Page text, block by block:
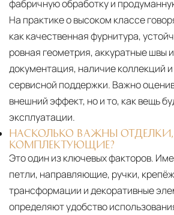
фабричную обработку и
На практике о высоком классе
как качественная фурнитура,
ровная геометрия, аккуратные швы
документация, наличие коллекций
сервисной поддержки. Важно
внешний эффект, но и то, как вещь
эксплуатации.
НАСКОЛЬКО ВАЖНЫ
КОМПЛЕКТУЮЩИЕ?
Это один из ключевых факторов.
петли, направляющие, ручки,
трансформации и декоративные
определяют удобство